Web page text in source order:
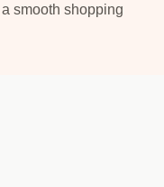
smooth shopping